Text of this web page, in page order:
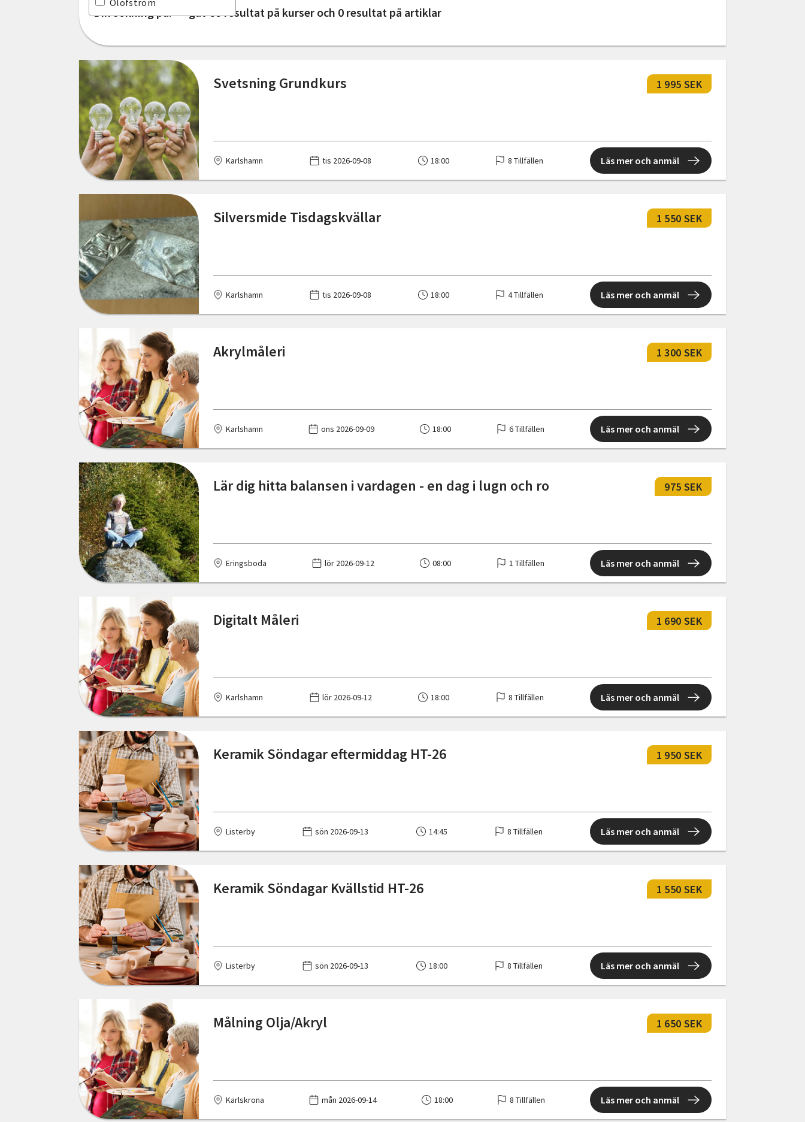
Norrbottens län
Skåne län
Stockholms län
Södermanlands län
Uppsala län
Värmlands län
Västerbottens län
Västernorrlands län
Västmanlands län
Västra Götalands län
Örebro län
Olofström
Sölvesborg
Trensum
Din sökning på: "" gav 59 resultat på kurser och 0 resultat på artiklar
Svetsning Grundkurs 1 995 SEK
Karlshamn tis 2026-09-08 18:00 8 Tillfällen Läs mer och anmäl
Silversmide Tisdagskvällar 1 550 SEK
Karlshamn tis 2026-09-08 18:00 4 Tillfällen Läs mer och anmäl
Akrylmåleri 1 300 SEK
Karlshamn ons 2026-09-09 18:00 6 Tillfällen Läs mer och anmäl
Lär dig hitta balansen i vardagen - en dag i lugn och ro 975 SEK
Eringsboda lör 2026-09-12 08:00 1 Tillfällen Läs mer och anmäl
Digitalt Måleri 1 690 SEK
Karlshamn lör 2026-09-12 18:00 8 Tillfällen Läs mer och anmäl
Keramik Söndagar eftermiddag HT-26 1 950 SEK
Listerby sön 2026-09-13 14:45 8 Tillfällen Läs mer och anmäl
Keramik Söndagar Kvällstid HT-26 1 550 SEK
Listerby sön 2026-09-13 18:00 8 Tillfällen Läs mer och anmäl
Målning Olja/Akryl 1 650 SEK
Karlskrona mån 2026-09-14 18:00 8 Tillfällen Läs mer och anmäl